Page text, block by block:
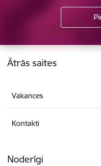
Kājene
Ātrās saites
Vakances
Kontakti
Noderīgi